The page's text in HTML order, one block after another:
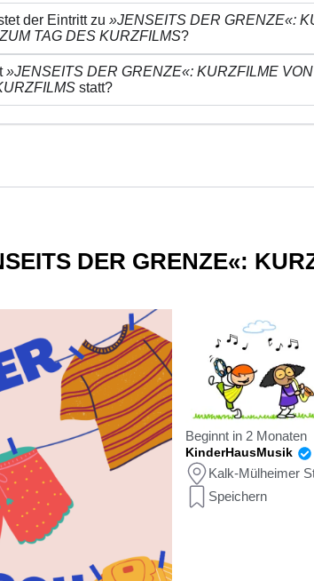
der Eintritt zu»JENSEITS DER GRENZE«:
TAG DES KURZFILMS?
»JENSEITS DER GRENZE«: KURZFILME
statt?
DER GRENZE«:
Beginnt in 2 Monaten
KinderHausMusik
Kalk-Mülheimer
Speichern